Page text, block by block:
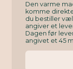
Den varme
komme
du bestiller
angiver et
Dagen før
angivet et 45